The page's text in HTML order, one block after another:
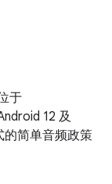
于
12 及
的简单音频政策